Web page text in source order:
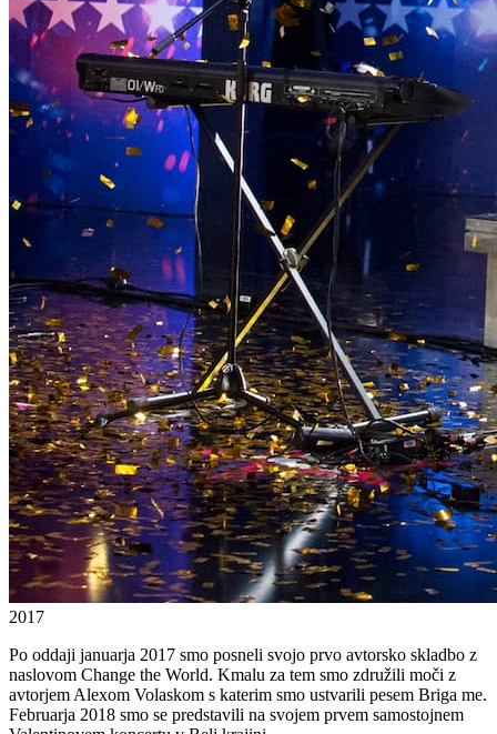
2017
Po oddaji januarja 2017 smo posneli svojo prvo avtorsko skladbo z
naslovom Change the World. Kmalu za tem smo združili moči z
avtorjem Alexom Volaskom s katerim smo ustvarili pesem Briga me.
Februarja 2018 smo se predstavili na svojem prvem samostojnem